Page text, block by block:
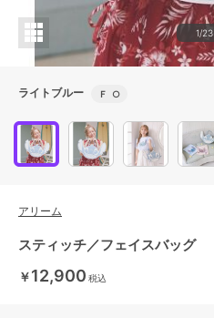
1/23
ライトブルー Ｆ ○
アリーム
スティッチ／フェイスバッグ
￥12,900 税込